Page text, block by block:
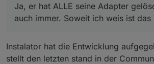
Ja, er hat ALLE seine Adapter
auch immer. Soweit ich weis ist das
Instalator hat die Entwicklung
stellt den letzten stand in der